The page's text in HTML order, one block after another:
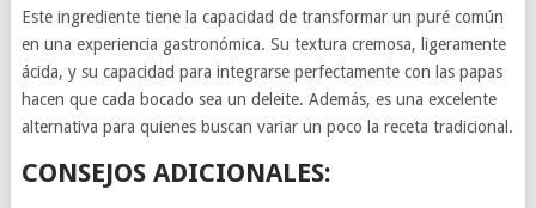
Este ingrediente tiene la capacidad de transformar un puré común
en una experiencia gastronómica. Su textura cremosa, ligeramente
ácida, y su capacidad para integrarse perfectamente con las papas
hacen que cada bocado sea un deleite. Además, es una excelente
alternativa para quienes buscan variar un poco la receta tradicional.
CONSEJOS ADICIONALES: